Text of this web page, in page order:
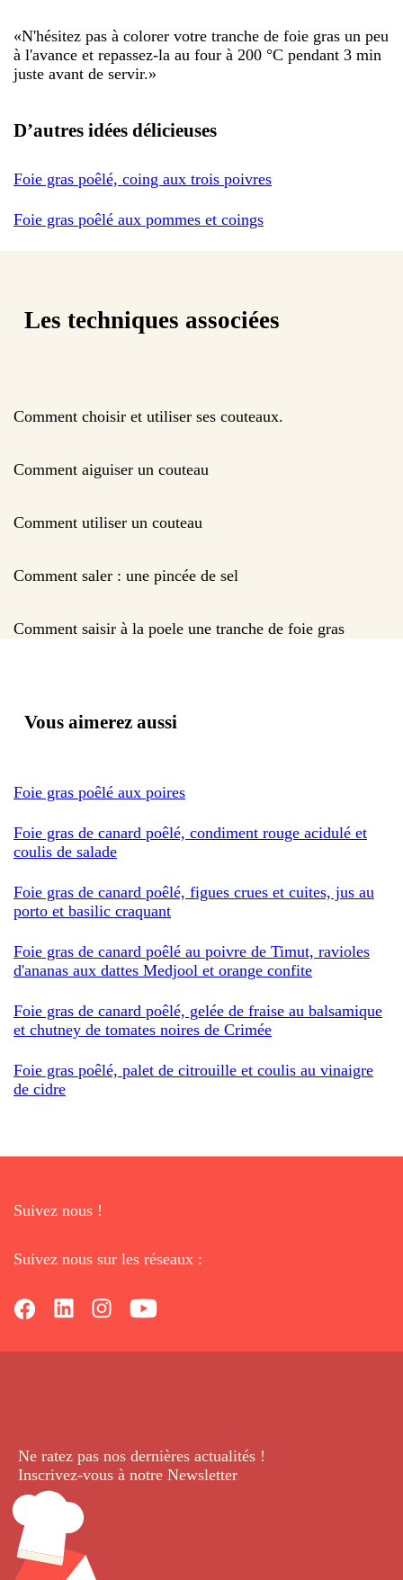
«N'hésitez pas à colorer votre tranche de foie gras un peu
à l'avance et repassez-la au four à 200 °C pendant 3 min
juste avant de servir.»
D’autres idées délicieuses
Foie gras poêlé, coing aux trois poivres
Foie gras poêlé aux pommes et coings
Les techniques associées
Comment choisir et utiliser ses couteaux.
Comment aiguiser un couteau
Comment utiliser un couteau
Comment saler : une pincée de sel
Comment saisir à la poele une tranche de foie gras
Vous aimerez aussi
Foie gras poêlé aux poires
Foie gras de canard poêlé, condiment rouge acidulé et
coulis de salade
Foie gras de canard poêlé, figues crues et cuites, jus au
porto et basilic craquant
Foie gras de canard poêlé au poivre de Timut, ravioles
d'ananas aux dattes Medjool et orange confite
Foie gras de canard poêlé, gelée de fraise au balsamique
et chutney de tomates noires de Crimée
Foie gras poêlé, palet de citrouille et coulis au vinaigre
de cidre
Suivez nous !
Suivez nous sur les réseaux :
Ne ratez pas nos dernières actualités !
Inscrivez-vous à notre Newsletter.